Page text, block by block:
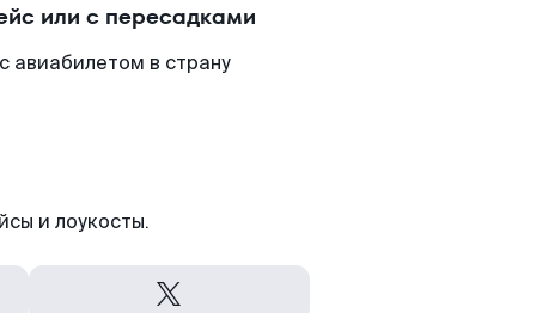
или с пересадками
авиабилетом в страну
и лоукосты.